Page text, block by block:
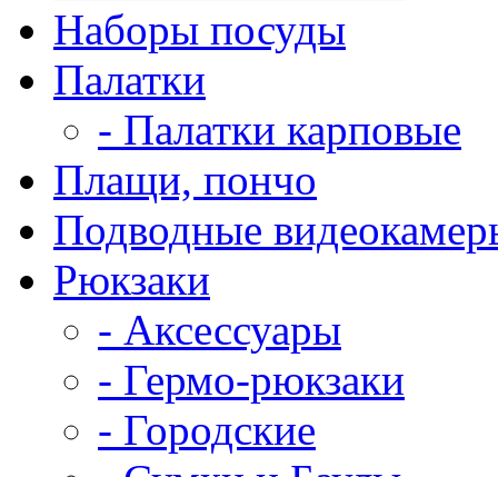
Наборы посуды
Палатки
- Палатки карповые
Плащи, пончо
Подводные
Рюкзаки
- Аксессуары
- Гермо-рюкзаки
- Городские